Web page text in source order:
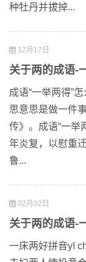
种牡丹并拔掉...
12月17日
关于两的成语-
成语“一举两得”
思意思是做一件
传》。成语“一举
年炎复，以慰重
鲁...
02月02日
关于两的成语-
一床两好拼音yī